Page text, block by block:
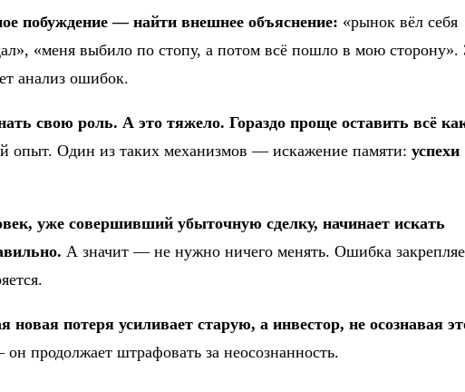
побуждение — найти внешнее объяснение: «рынок вёл себя
«меня выбило по стопу, а потом всё пошло в мою сторону».
анализ ошибок.
свою роль. А это тяжело. Гораздо проще оставить всё
опыт. Один из таких механизмов — искажение памяти: успехи
уже совершивший убыточную сделку, начинает искать
А значит — не нужно ничего менять. Ошибка
потеря усиливает старую, а инвестор, не осознавая
продолжает штрафовать за неосознанность.